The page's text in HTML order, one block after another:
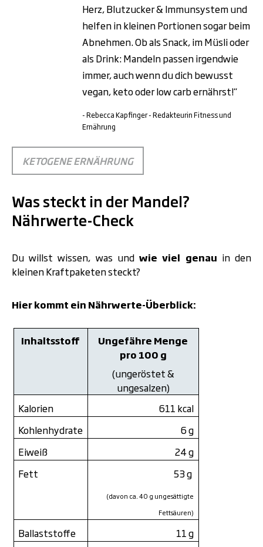
Herz, Blutzucker & Immunsystem und
helfen in kleinen Portionen sogar beim
Abnehmen. Ob als Snack, im Müsli oder
als Drink: Mandeln passen irgendwie
immer, auch wenn du dich bewusst
vegan, keto oder low carb ernährst!“
- Rebecca Kapfinger - Redakteurin Fitness und
Ernährung
KETOGENE ERNÄHRUNG
Was steckt in der Mandel?
Nährwerte-Check
Du willst wissen, was undwie viel genau in den
kleinen Kraftpaketen steckt?
Hier kommt ein Nährwerte-Überblick:
Inhaltsstoff
Ungefähre Menge
pro 100 g
(ungeröstet &
ungesalzen)
Kalorien
611 kcal
Kohlenhydrate
6 g
Eiweiß
24 g
Fett
53 g
(davon ca. 40 g ungesättigte
Fettsäuren)
Ballaststoffe 11 g